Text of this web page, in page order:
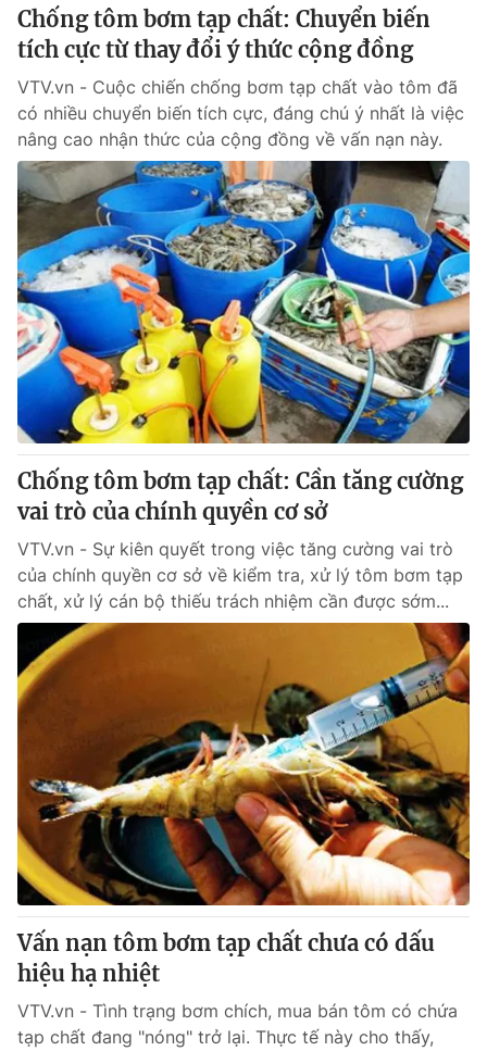
Chống tôm bơm tạp chất: Chuyển biến
tích cực từ thay đổi ý thức cộng đồng
VTV.vn - Cuộc chiến chống bơm tạp chất vào tôm đã
có nhiều chuyển biến tích cực, đáng chú ý nhất là việc
nâng cao nhận thức của cộng đồng về vấn nạn này.
Chống tôm bơm tạp chất: Cần tăng cường
vai trò của chính quyền cơ sở
VTV.vn - Sự kiên quyết trong việc tăng cường vai trò
của chính quyền cơ sở về kiểm tra, xử lý tôm bơm tạp
chất, xử lý cán bộ thiếu trách nhiệm cần được sớm...
Vấn nạn tôm bơm tạp chất chưa có dấu
hiệu hạ nhiệt
VTV.vn - Tình trạng bơm chích, mua bán tôm có chứa
tạp chất đang "nóng" trở lại. Thực tế này cho thấy,